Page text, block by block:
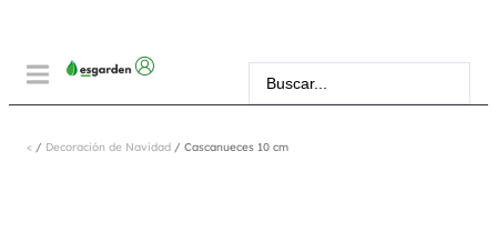
< / Decoración de Navidad / Cascanueces 10 cm